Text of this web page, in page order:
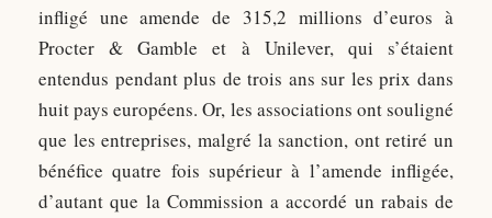
infligé une amende de 315,2 millions d’euros à
Procter & Gamble et à Unilever, qui s’étaient
entendus pendant plus de trois ans sur les prix dans
huit pays européens. Or, les associations ont souligné
que les entreprises, malgré la sanction, ont retiré un
bénéfice quatre fois supérieur à l’amende infligée,
d’autant que la Commission a accordé un rabais de